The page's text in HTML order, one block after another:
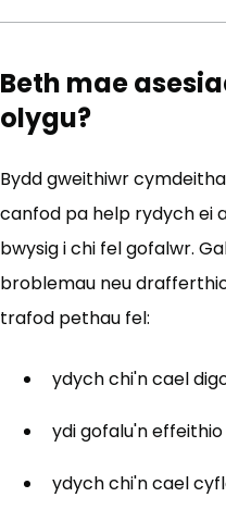
Beth mae
olygu?
Bydd gweithiwr
canfod pa help rydych ei
bwysig i chi fel gofalwr.
broblemau neu
trafod pethau fel:
ydych chi'n cael
ydi gofalu'n
ydych chi'n cael